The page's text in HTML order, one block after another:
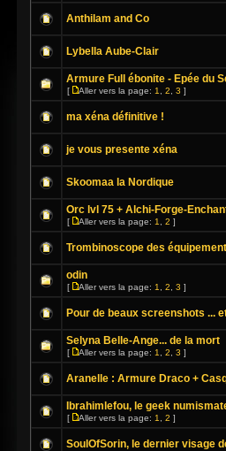
Anthilam and Co
Lybella Aube-Clair
Armure Full ébonite - Epée du
[ Aller vers la page: 1 2 3 ]
ma xéna définitive !
je vous presente xéna
Skoomaa la Nordique
Orc lvl 75 + Alchi-Forge-
[ Aller vers la page: 1 2 ]
Trombinoscope des
odin
[ Aller vers la page: 1 2 3 ]
Pour de beaux screenshots ...
Selyna Belle-Ange... de la mort
[ Aller vers la page: 1 2 3 ]
Aranelle : Armure Draco +
Ibrahimlefou, le geek
[ Aller vers la page: 1 2 ]
SoulOfSorin, le dernier visage